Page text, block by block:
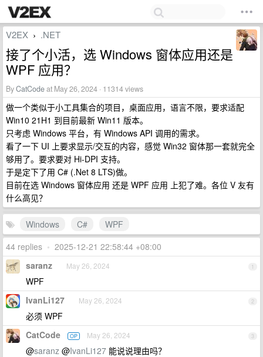
V2EX › .NET
接了个小活，选 Windows 窗体应用还是
WPF 应用？
ByCatCodeat May 26, 2024 · 11314 views
做一个类似于小工具集合的项目，桌面应用，语言不限，要求适配
Win10 21H1 到目前最新 Win11 版本。
只考虑 Windows 平台，有 Windows API 调用的需求。
看了一下 UI 上要求显示/交互的内容，感觉 Win32 窗体那一套就完全
够用了。要求要对 Hi-DPI 支持。
于是定下了用 C# (.Net 8 LTS)做。
目前在选 Windows 窗体应用 还是 WPF 应用 上犯了难。各位 V 友有
什么高见？
Windows C#
WPF
44 replies • 2025-12-21 22:58:44 +08:00
1
saranz May 26, 2024
WPF
2
IvanLi127 May 26, 2024
必须 WPF
3
CatCode OP May 26, 2024
@saranz @IvanLi127 能说说理由吗？